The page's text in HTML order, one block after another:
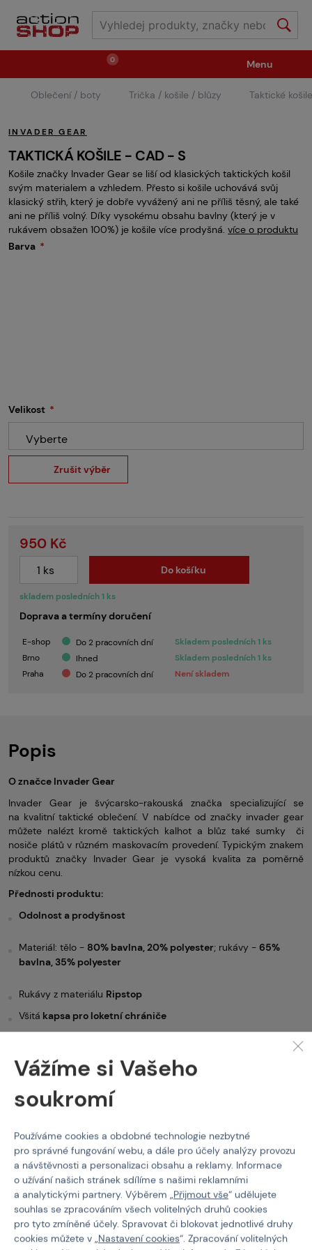
0
Zbraně Střelivo / plyny
Náhradní díly / upgrade Příslušenství ke zbraním
Výstroj Oblečení / boty Pyrotechnika
II.Jakost
Menu
Oblečení / boty Trička / košile / blůzy Taktické
INVADER GEAR
TAKTICKÁ KOŠILE - CAD - S
Košile značky Invader Gear se liší od klasických taktických košil
svým materialem a vzhledem. Přesto si košile uchovává svůj
klasický střih, který je dobře vyvážený ani ne příliš těsný, ale také
ani ne příliš volný. Díky vysokému obsahu bavlny (který je v
rukávem obsažen 100%) je košile více prodyšná. více o produktu
Barva
Velikost
Vyberte
Zrušit výběr
skladem posledních 1 ks
950 Kč
Do košíku
Doprava a termíny doručení
E-shop Do 2 pracovních dní
Skladem posledních 1 ks
Brno
Ihned
Skladem posledních 1 ks
Praha
Do 2 pracovních dní Není skladem
Popis
O značce Invader Gear
Invader Gear je švýcarsko-rakouská značka specializující se
na kvalitní taktické oblečení. V nabídce od značky invader gear
můžete nalézt kromě taktických kalhot a blůz také sumky či
nosiče plátů v různém maskovacím provedení. Typickým znakem
produktů značky Invader Gear je vysoká kvalita za poměrně
nízkou cenu.
Přednosti produktu:
Odolnost a prodyšnost
Materiál: tělo - 80% bavlna, 20% polyester; rukávy - 65%
bavlna, 35% polyester
Rukávy z materiálu Ripstop
Všitá kapsa pro loketní chrániče
Prostorná kapsa na suchý zip na obou rukávech
Suchý zip na nášivky
na obou rukávech
Taktická košile s dlouhým rukávem od značky Invader Gear
vhodná například pod nosiče plátů. Materiál v oblasti těla se
skládá z80% bavlny a 20% polyesterua rukávy a oblast krku
pak z65% bavlny a 35% polyesteru.Látka u krku a na rukávech
je dále s úpravou
Ripstop, která při případnému natržení látky
zabraňuje rozšiřování trhliny.
Na obou rukávech jistě potěší prostornákapsa na suchý zip
kam můžete vložit například složenou mapu, mobila atd. Na této
Vážíme si Vašeho
soukromí
Používáme cookies a obdobné technologie nezbytné
pro správné fungování webu, a dále pro účely analýzy provozu
a návštěvnosti a personalizaci obsahu a reklamy. Informace
o užívání našich stránek sdílíme s našimi reklamními
a analytickými partnery. Výběrem „Přijmout vše“ udělujete
souhlas se zpracováním všech volitelných druhů cookies
pro tyto zmíněné účely. Spravovat či blokovat jednotlivé druhy
cookies můžete v „Nastavení cookies“. Zpracování volitelných